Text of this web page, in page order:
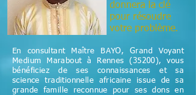
donnera la clé
pour résoudre
votre problème.
En consultant Maître BAYO, Grand Voyant
Medium Marabout à Rennes (35200), vous
bénéficiez de ses connaissances et sa
sciencetraditionnelleafricaine issue de sa
grande famille reconnue pour ses dons en